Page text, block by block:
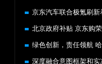
北京政府补贴 京东购
绿色创新，责任领航